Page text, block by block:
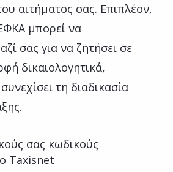
αιτήματος σας. Επιπλέον,
μπορεί να
σας για να ζητήσει σε
δικαιολογητικά,
τη διαδικασία
σας κωδικούς
Taxisnet